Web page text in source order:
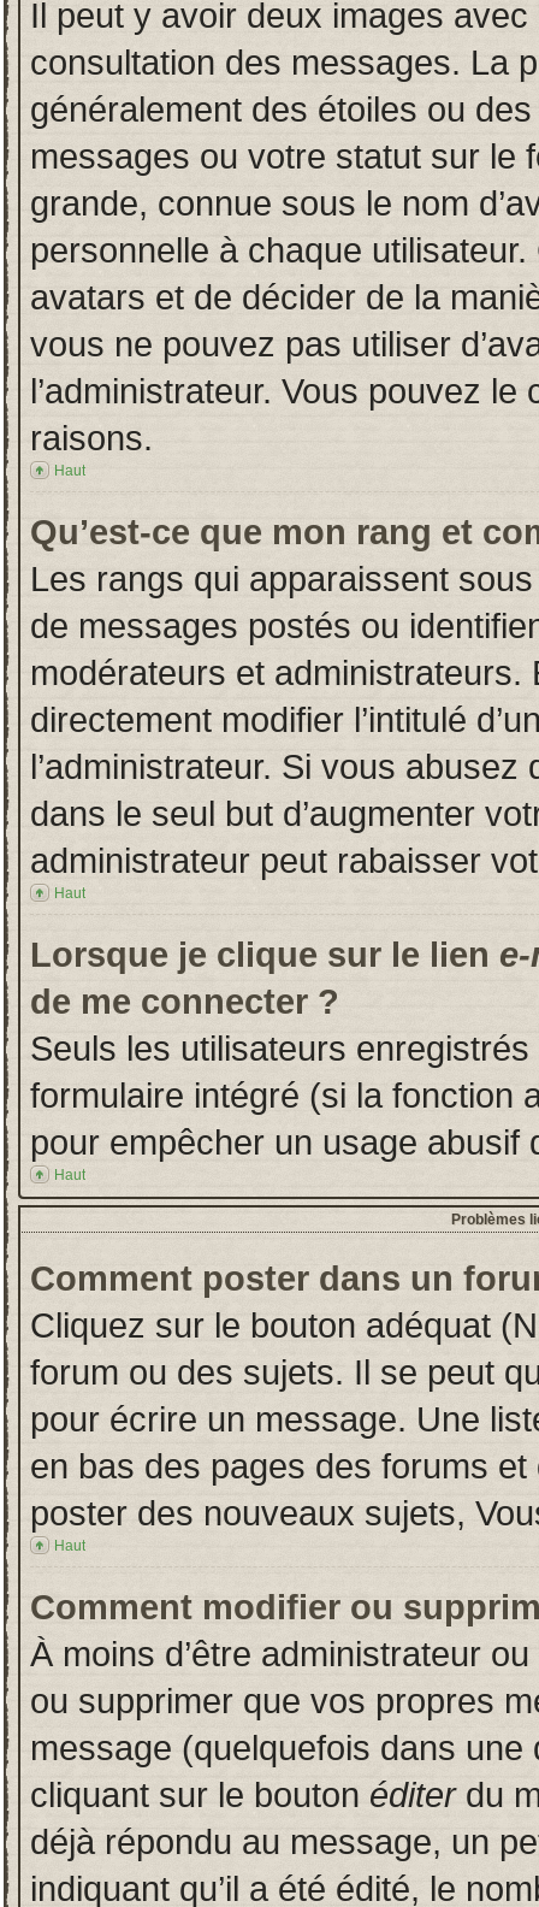
Il peut y avoir deux images
consultation des messages. La
généralement des étoiles ou
messages ou votre statut sur le
grande, connue sous le nom
personnelle à chaque utilisateur.
avatars et de décider de la
vous ne pouvez pas utiliser
l’administrateur. Vous pouvez
raisons.
Haut
Qu’est-ce que mon rang et
Les rangs qui apparaissent
de messages postés ou
modérateurs et
directement modifier l’intitulé
l’administrateur. Si vous
dans le seul but d’augmenter
administrateur peut rabaisser
Haut
Lorsque je clique sur le lien
de me connecter ?
Seuls les utilisateurs
formulaire intégré (si la fonction
pour empêcher un usage abusif
Haut
Problèmes
Comment poster dans un
Cliquez sur le bouton adéquat
forum ou des sujets. Il se peut
pour écrire un message. Une
en bas des pages des forums
poster des nouveaux sujets,
Haut
Comment modifier ou
À moins d’être administrateur
ou supprimer que vos propres
message (quelquefois dans
cliquant sur le bouton éditerdu
déjà répondu au message, un
indiquant qu’il a été édité, le